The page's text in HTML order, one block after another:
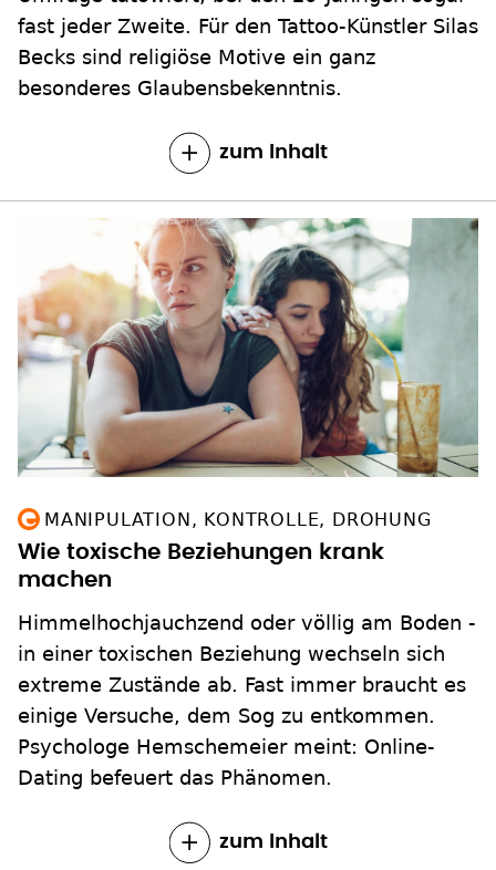
Becks sind religiöse Motive ein ganz
besonderes Glaubensbekenntnis.
Wie toxische Beziehungen krank
machen
Himmelhochjauchzend oder völlig am Boden -
in einer toxischen Beziehung wechseln sich
extreme Zustände ab. Fast immer braucht es
einige Versuche, dem Sog zu entkommen.
Psychologe Hemschemeier meint: Online-
Dating befeuert das Phänomen.